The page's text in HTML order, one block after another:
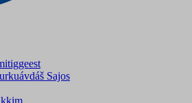
Sajos